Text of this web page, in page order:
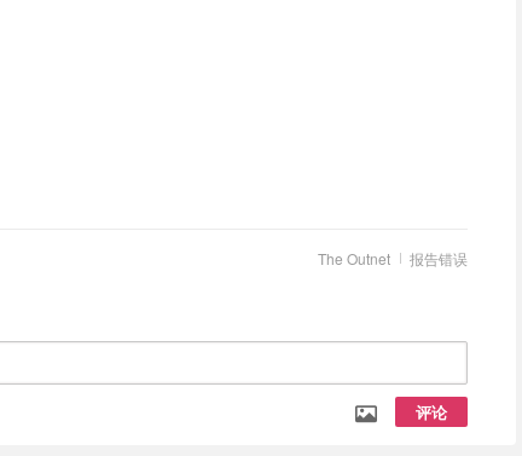
报告错误
The Outnet
评论